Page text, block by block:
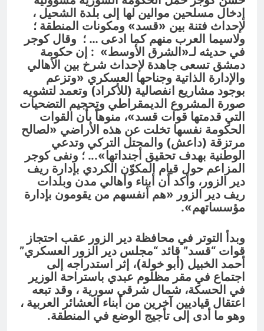
إدخال مسلحين موالين لها إلى بلدة الشحيل ،
لإحداث فتنة بين «قسد» ومكونات المنطقة ؛
ولاسيما العرب منهم كما ادعى … ؛ وقال كوجر
في حديثه لـ«الشرق الأوسط» : إن حكومة
دمشق تسعى جاهدة لإحداث شرخ بين الأهالي
والإدارة الذاتية وجناحها العسكري «وتزعم
بوجود مشاريع انفصالية (للأكراد) وتعمد لتشويه
صورة المشروع الديمقراطي وتحجيم التضحيات
التي قدمتها قوات قسد»، منوهاً بأن القوات
الحكومة نفسها تخلت عن هذه الأراضي «لصالح
مرتزقة (داعش) والمحتل التركي وتدعي
الوطنية بهدف تحقيق أجنداتها»... ؛ ونفى كوجر
المزاعم حول قيام المكوّن الكردي بإدارة ريف
دير الزور، وأكد أن أبناء وأهالي مدن وبلدات
ريف دير الزور «هم أنفسهم من يقومون بإدارة
مؤسساتهم».
وبدأ التوتر في محافظة دير الزور عقب احتجاز
قوات “قسد” قائد “مجلس دير الزور العسكري”
أحمد الخبيل (أبو خولة)، إثر استدراجه إلى
اجتماع في مقر مظلوم عبدي باستراحة الوزير
في الحسكة، شمال شرقي سورية ، وقد تبعه
اعتقال قياديين آخرين من أبناء العشائر العربية ،
وهو ما أدى إلى تأجيج الوضع في المنطقة.